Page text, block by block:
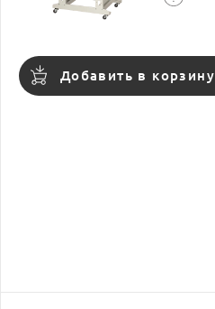
Добавить в корзину